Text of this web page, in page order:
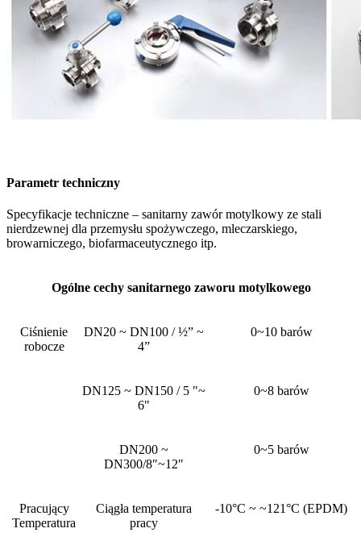
Parametr techniczny
Specyfikacje techniczne – sanitarny zawór motylkowy ze stali
nierdzewnej dla przemysłu spożywczego, mleczarskiego,
browarniczego, biofarmaceutycznego itp.
Ogólne cechy sanitarnego zaworu motylkowego
Ciśnienie
robocze
DN20 ~ DN100 / ½” ~
4”
0~10 barów
DN125 ~ DN150 / 5 "~
6"
0~8 barów
DN200 ~
DN300/8″~12″
0~5 barów
Pracujący
Temperatura
Ciągła temperatura
pracy
-10°C ~ ~121°C (EPDM)